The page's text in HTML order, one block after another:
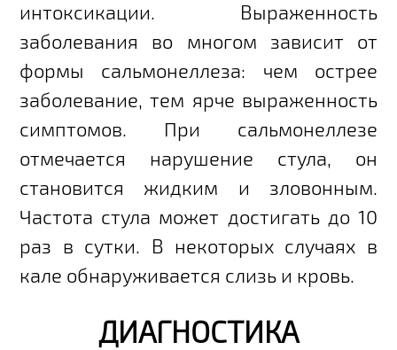
интоксикации. Выраженность
заболевания во многом зависит от
формы сальмонеллеза: чем острее
заболевание, тем ярче выраженность
симптомов. При сальмонеллезе
отмечается нарушение стула, он
становится жидким и зловонным.
Частота стула может достигать до 10
раз в сутки. В некоторых случаях в
кале обнаруживается слизь и кровь.
ДИАГНОСТИКА